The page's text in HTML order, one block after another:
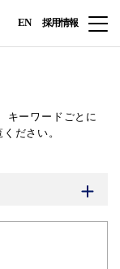
EN 採用情報
キーワードごとに
ださい。